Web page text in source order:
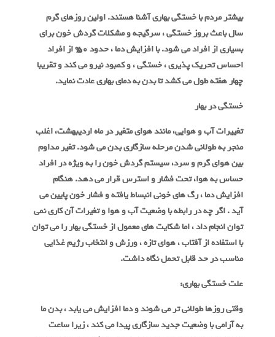
بیشتر مردم با خستگی بهاری آشنا هستند. اولین روزهای گرم
سال باعث بروز خستگی ، سرگیجه و مشکلات گردش خون برای
بسیاری از افراد می شود. با افزایش دما ، حدود 50% از افراد
احساس تحریک پذیری ، خستگی ، و کمبود نیرو می کند و تقریبا
چهار هفته طول می کشد تا بدن به دمای بهاری عادت نماید.
خستگی در بهار
تغییرات آب و هوایی، مانند هوای متغیر در ماه اردیبهشت، اغلب
منجر به طولانی شدن مرحله سازگاری بدن می شود. تغیر مداوم
بین هوای گرم و سرد، سیستم گردش خون را به ویژه در افراد
حساس به هوا، تحت فشار و استرس قرار می دهد. هنگام
افزایش دما ، رگ های خونی انبساط یافته و فشار خون پایین می
آید . اگر چه در رابطه با وضعیت آب و هوا و تغیرات آن کاری نمی
توان انجام داد ، اما شکایت های معمول از خستگی بهار را می توان
با استفاده از آفتاب ، هوای تازه ، ورزش و انتخاب رژیم غذایی
مناسب در حد قابل تحمل نگاه داشت.
علت خستگی بهاری:
وقتی روزها طولانی تر می شوند و دما افزایش می یابد ، بدن ما
به آرامی با وضعیت جدید سازگاری پیدا می کند ، زیرا ساعت